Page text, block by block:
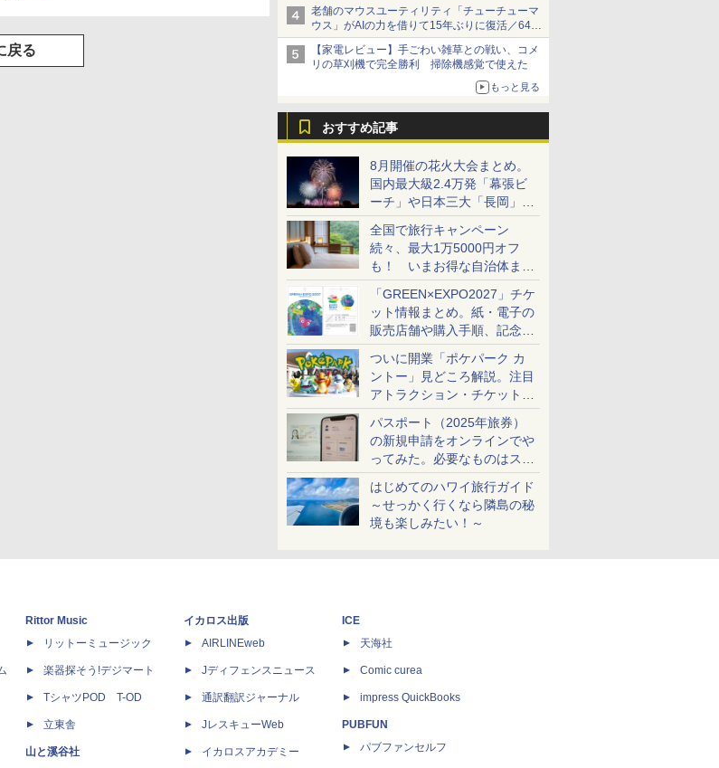
老舗のマウスユーティリティ「チューチューマ
ウス」がAIの力を借りて15年ぶりに復活／64bit
化、Windows 10/11、「Chrome」も走り回
る。復活記念で2026年末まで500円
【家電レビュー】手ごわい雑草との戦い、コメ
リの草刈機で完全勝利 掃除機感覚で使えた
もっと見る
おすすめ記事
8月開催の花火大会まとめ。
国内最大級2.4万発「幕張ビ
ーチ」や日本三大「長岡」な
ど大型イベント目白押し！
全国で旅行キャンペーン
続々、最大1万5000円オフ
も！ いまお得な自治体まと
め
「GREEN×EXPO2027」チケ
ット情報まとめ。紙・電子の
販売店舗や購入手順、記念チ
ケットも解説
ついに開業「ポケパーク カ
ントー」見どころ解説。注目
アトラクション・チケット手
配・来場前に必要な準備は？
パスポート（2025年旅券）
の新規申請をオンラインでや
ってみた。必要なものはスマ
ホとマイナカードのみ
はじめてのハワイ旅行ガイド
～せっかく行くなら隣島の秘
境も楽しみたい！～
戻る
Rittor Music
リットーミュージック
楽器探そう!デジマート
TシャツPOD T-OD
立東舎
山と溪谷社
イカロス出版
AIRLINEweb
Jディフェンスニュース
通訳翻訳ジャーナル
JレスキューWeb
イカロスアカデミー
ICE
天海社
Comic curea
impress QuickBooks
PUBFUN
パブファンセルフ